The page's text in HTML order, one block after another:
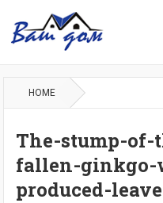
HOME
The-stump-
fallen-
produced-